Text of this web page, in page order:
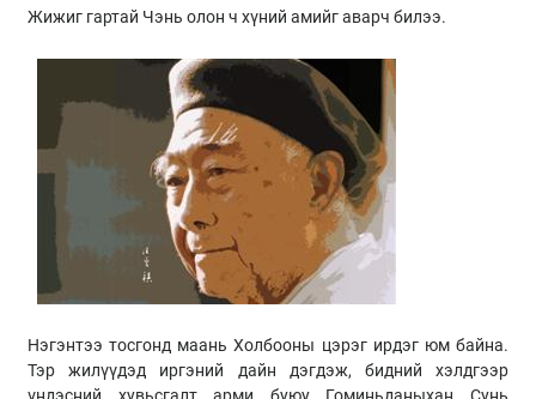
Жижиг гартай Чэнь олон ч хүний амийг аварч билээ.
Нэгэнтээ тосгонд маань Холбооны цэрэг ирдэг юм байна.
Тэр жилүүдэд иргэний дайн дэгдэж, бидний хэлдгээр